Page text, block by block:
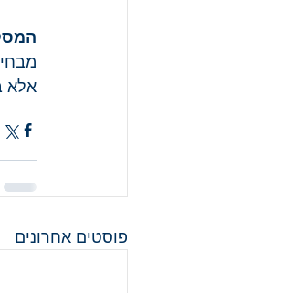
אלא
פוסטים אחרונים